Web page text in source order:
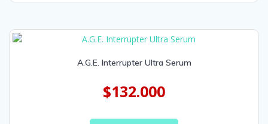
A.G.E. Interrupter Ultra Serum
$132.000